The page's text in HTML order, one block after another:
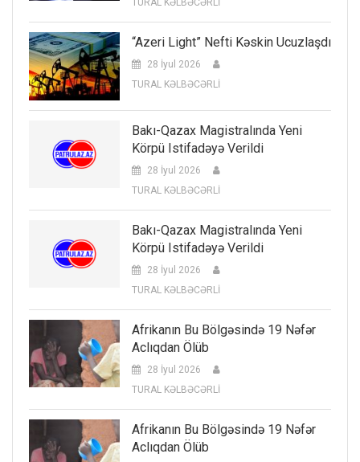
TURAL KƏLBƏCƏRLİ
“Azeri Light” Nefti Kəskin Ucuzlaşdı
28 İyul 2026
TURAL KƏLBƏCƏRLİ
Bakı-Qazax Magistralında Yeni
Körpü Istifadəyə Verildi
28 İyul 2026
TURAL KƏLBƏCƏRLİ
Bakı-Qazax Magistralında Yeni
Körpü Istifadəyə Verildi
28 İyul 2026
TURAL KƏLBƏCƏRLİ
Afrikanın Bu Bölgəsində 19 Nəfər
Aclıqdan Ölüb
28 İyul 2026
TURAL KƏLBƏCƏRLİ
Afrikanın Bu Bölgəsində 19 Nəfər
Aclıqdan Ölüb